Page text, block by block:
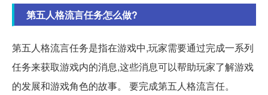
第五人格流言任务怎么做?
第五人格流言任务是指在游戏中,玩家需要通过完成一系列
任务来获取游戏内的消息,这些消息可以帮助玩家了解游戏
的发展和游戏角色的故事。 要完成第五人格流言任。